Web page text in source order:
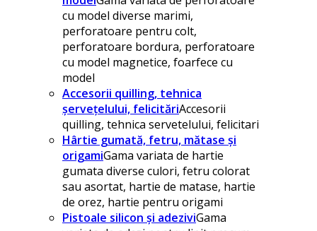
cu model diverse marimi,
perforatoare pentru colt,
perforatoare bordura, perforatoare
cu model magnetice, foarfece cu
model
Accesorii quilling, tehnica
șervețelului, felicităriAccesorii
quilling, tehnica servetelului, felicitari
Hârtie gumată, fetru, mătase și
origamiGama variata de hartie
gumata diverse culori, fetru colorat
sau asortat, hartie de matase, hartie
de orez, hartie pentru origami
Pistoale silicon și adeziviGama